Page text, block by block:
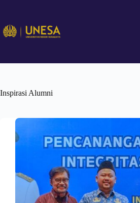
Inspirasi Alumni